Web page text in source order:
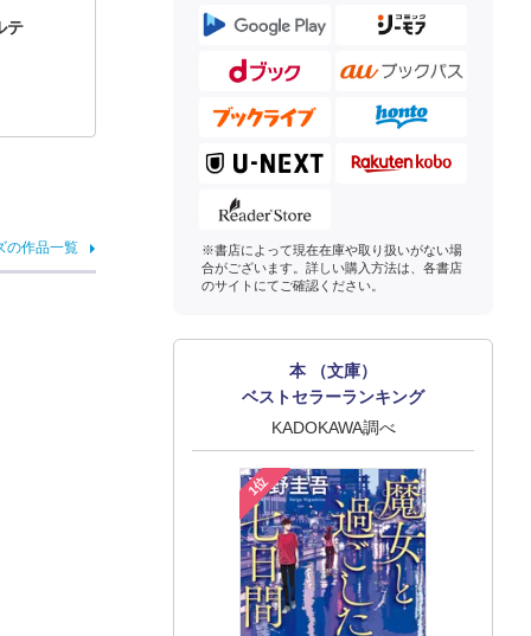
テ
の作品一覧
※書店によって現在在庫や取り扱いがない場
合がございます。詳しい購入方法は、各書店
のサイトにてご確認ください。
本 （文庫）
ベストセラーランキング
KADOKAWA調べ
1位